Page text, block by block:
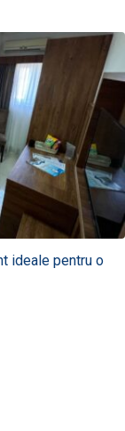
ideale pentru o